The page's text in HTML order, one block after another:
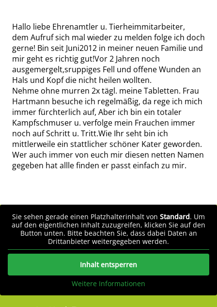
Hallo liebe Ehrenamtler u. Tierheimmitarbeiter,
dem Aufruf sich mal wieder zu melden folge ich doch
gerne! Bin seit Juni2012 in meiner neuen Familie und
mir geht es richtig gut!Vor 2 Jahren noch
ausgemergelt,sruppiges Fell und offene Wunden an
Hals und Kopf die nicht heilen wollten.
Nehme ohne murren 2x tägl. meine Tabletten. Frau
Hartmann besuche ich regelmäßig, da rege ich mich
immer fürchterlich auf, Aber ich bin ein totaler
Kampfschmuser u. verfolge mein Frauchen immer
noch auf Schritt u. Tritt.Wie Ihr seht bin ich
mittlerweile ein stattlicher schöner Kater geworden.
Wer auch immer von euch mir diesen netten Namen
gegeben hat allle finden er passt einfach zu mir.
Sie sehen gerade einen Platzhalterinhalt von Standard. Um
auf den eigentlichen Inhalt zuzugreifen, klicken Sie auf den
Button unten. Bitte beachten Sie, dass dabei Daten an
Drittanbieter weitergegeben werden.
Inhalt entsperren
Weitere Informationen